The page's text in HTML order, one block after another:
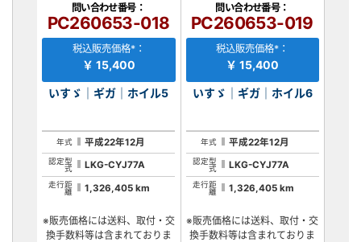
問い合わせ番号：
PC260653-018
税込販売価格*：
￥ 15,400
いすゞ｜ギガ｜ホイル5
年式 平成22年12月
認定型
式
LKG-CYJ77A
走行距
離
1,326,405 km
※販売価格には送料、取付・交
換手数料等は含まれておりま
問い合わせ番号：
PC260653-019
税込販売価格*：
￥ 15,400
いすゞ｜ギガ｜ホイル6
年式 平成22年12月
認定型
式
LKG-CYJ77A
走行距
離
1,326,405 km
※販売価格には送料、取付・交
換手数料等は含まれておりま